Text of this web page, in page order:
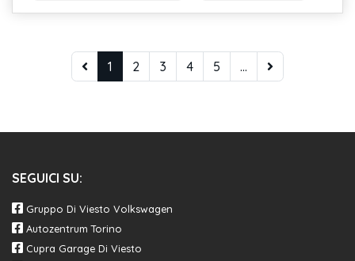
1 2 3 4 5 ...
SEGUICI SU:
Gruppo Di Viesto Volkswagen
Autozentrum Torino
Cupra Garage Di Viesto